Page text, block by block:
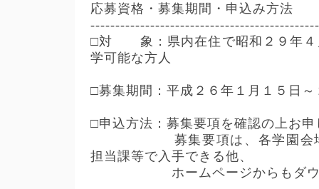
応募資格・募集期間・申込み方法
□対 象：県内在住で昭和２９年４
学可能な方人
□募集期間：平成２６年１月１５日
□申込方法：募集要項を確認の上お
募集要項は、各学園会場、
担当課等で入手できる他、
ホームページからもダウン